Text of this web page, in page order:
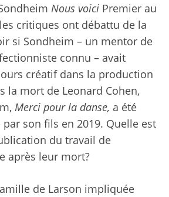
Nous voici Premier au
critiques ont débattu de la
si Sondheim – un mentor de
connu – avait
créatif dans la production
la mort de Leonard Cohen,
Merci pour la danse, a été
son fils en 2019. Quelle est
du travail de
après leur mort?
de Larson impliquée